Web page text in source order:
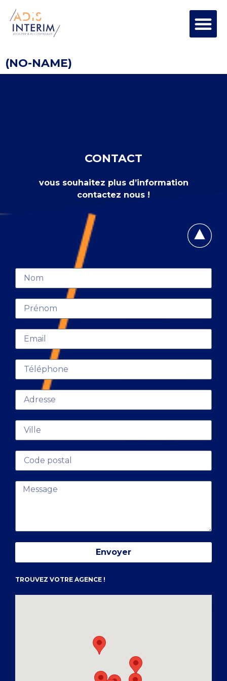
(NO-NAME)
CONTACT
vous souhaitez plus d’information
contactez nous !
Envoyer
TROUVEZ VOTRE AGENCE !